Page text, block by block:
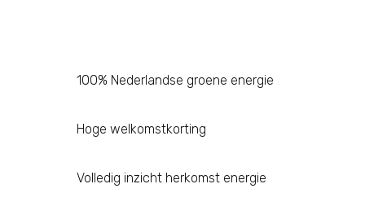
100% Nederlandse groene energie
Hoge welkomstkorting
Volledig inzicht herkomst energie